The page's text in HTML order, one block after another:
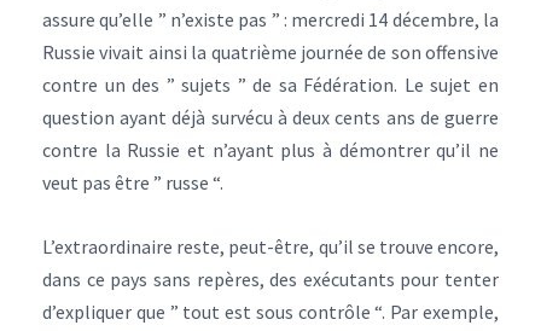
assure qu’elle ” n’existe pas ” : mercredi 14 décembre, la
Russie vivait ainsi la quatrième journée de son offensive
contre un des ” sujets ” de sa Fédération. Le sujet en
question ayant déjà survécu à deux cents ans de guerre
contre la Russie et n’ayant plus à démontrer qu’il ne
veut pas être ” russe “.
L’extraordinaire reste, peut-être, qu’il se trouve encore,
dans ce pays sans repères, des exécutants pour tenter
d’expliquer que ” tout est sous contrôle “. Par exemple,